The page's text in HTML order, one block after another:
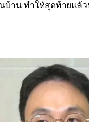
นบ้าน ทำให้สุดท้ายแ